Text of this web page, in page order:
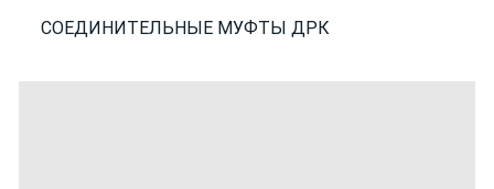
СОЕДИНИТЕЛЬНЫЕ МУФТЫ ДРК